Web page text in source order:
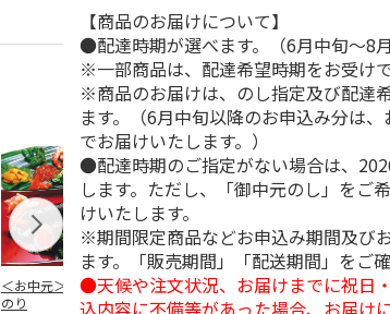
＜お中元＞佐賀産焼
のり
＜お中元＞バラエテ
ィ海苔詰合せ
松尾の焼のり Ａ
【商品のお届けについて】
●配達時期が選べます。（6月中旬～8
※一部商品は、配達希望時期をお受け
※商品のお届けは、のし指定及び配達
ます。（6月中旬以降のお申込み分は
でお届けいたします。）
●配達時期のご指定がない場合は、
します。ただし、「御中元のし」をご
けいたします。
※期間限定商品などお申込み期間及び
ます。「販売期間」「配送期間」をご
●天候や注文状況、お届けまでに祝日
込内容に不備等があった場合、お届け